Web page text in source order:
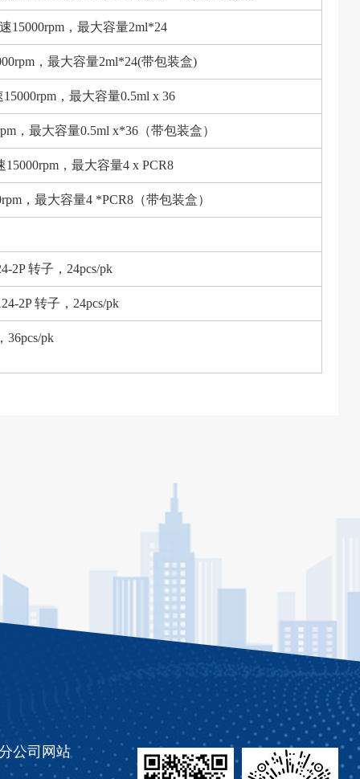
15000rpm，最大容量2ml*24
，最大容量2ml*24(带包装盒)
，最大容量0.5ml x 36
，最大容量0.5ml x*36（带包装盒）
，最大容量4 x PCR8
，最大容量4 *PCR8（带包装盒）
2P 转子，24pcs/pk
2P 转子，24pcs/pk
36pcs/pk
公司网站